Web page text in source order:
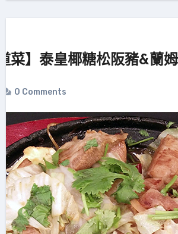
菜】泰皇椰糖松阪豬&蘭
0 Comments